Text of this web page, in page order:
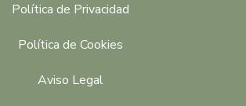
Política de Privacidad
Política de Cookies
Aviso Legal